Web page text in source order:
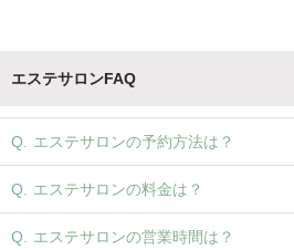
エステサロンFAQ
エステサロンの予約方法は？
エステサロンの料金は？
エステサロンの営業時間は？